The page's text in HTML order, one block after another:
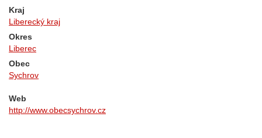
Kraj
Liberecký kraj
Okres
Liberec
Obec
Sychrov
Web
http://www.obecsychrov.cz